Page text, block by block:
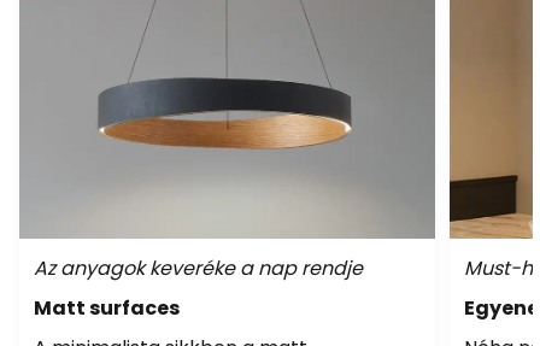
Az anyagok keveréke a nap rendje
Matt surfaces
Must-